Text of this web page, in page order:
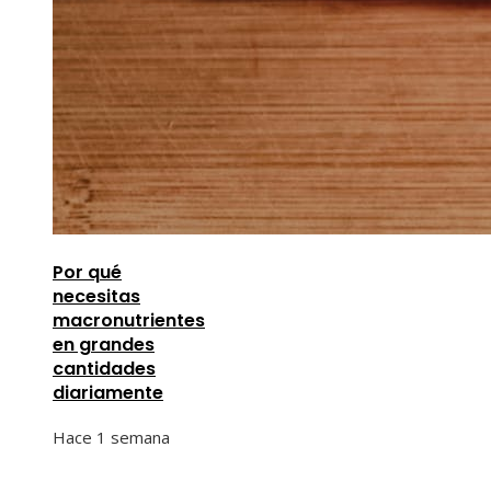
Por qué
necesitas
macronutrientes
en grandes
cantidades
diariamente
Hace 1 semana